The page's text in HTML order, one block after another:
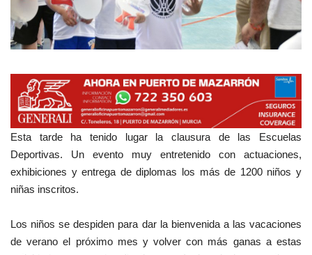
Vídeos
Galerías
Contacto
Empresas
Esta tarde ha tenido lugar la clausura de las Escuelas
Deportivas. Un evento muy entretenido con actuaciones,
exhibiciones y entrega de diplomas los más de 1200 niños y
niñas inscritos.
Los niños se despiden para dar la bienvenida a las vacaciones
de verano el próximo mes y volver con más ganas a estas